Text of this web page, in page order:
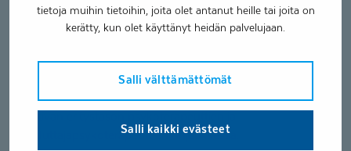
tietoja muihin tietoihin, joita olet antanut heille tai joita on
kerätty, kun olet käyttänyt heidän palvelujaan.
Salli välttämättömät
Salli kaikki evästeet
Opiskelen tällä hetkellä pari- ja perheterapiaa Jyväskylän
Minulle on mahdollista varata aikoja perhepsykoterapian
koulutusasiakkaaksi. Koulutusasiakkaan psykoterapia on
osa psykoterapiaopintojen harjoittelua, joka tapahtuu
kouluttajapsykoterapeuttien ohjauksessa.